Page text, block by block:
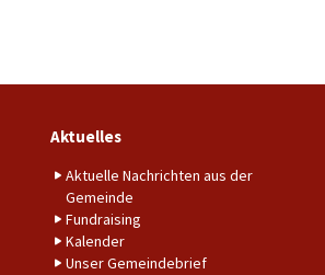
Aktuelles
Aktuelle Nachrichten aus der
Gemeinde
Fundraising
Kalender
Unser Gemeindebrief